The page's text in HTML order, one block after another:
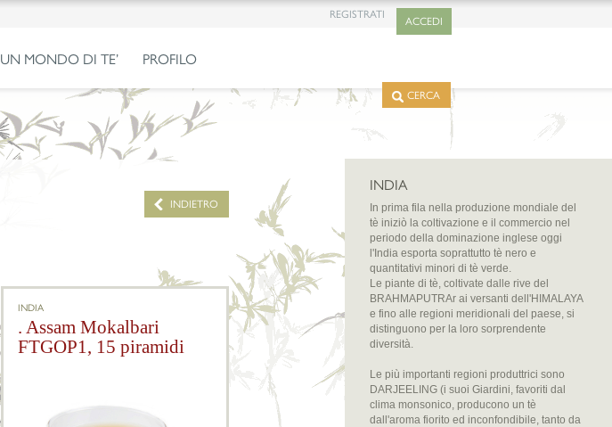
ACCEDI
CERCA
REGISTRATI
UN MONDO DI TE’ PROFILO
INDIETRO
INDIA
. Assam Mokalbari
FTGOP1, 15 piramidi
INDIA
In prima fila nella produzione mondiale del
tè iniziò la coltivazione e il commercio nel
periodo della dominazione inglese oggi
l'India esporta soprattutto tè nero e
quantitativi minori di tè verde.
Le piante di tè, coltivate dalle rive del
BRAHMAPUTRAr ai versanti dell'HIMALAYA
e fino alle regioni meridionali del paese, si
distinguono per la loro sorprendente
diversità.
Le più importanti regioni produttrici sono
DARJEELING (i suoi Giardini, favoriti dal
clima monsonico, producono un tè
dall'aroma fiorito ed inconfondibile, tanto da